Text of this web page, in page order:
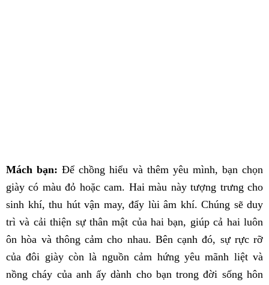
Mách bạn: Để chồng hiểu và thêm yêu mình, bạn chọn
giày có màu đỏ hoặc cam. Hai màu này tượng trưng cho
sinh khí, thu hút vận may, đẩy lùi âm khí. Chúng sẽ duy
trì và cải thiện sự thân mật của hai bạn, giúp cả hai luôn
ôn hòa và thông cảm cho nhau. Bên cạnh đó, sự rực rỡ
của đôi giày còn là nguồn cảm hứng yêu mãnh liệt và
nồng cháy của anh ấy dành cho bạn trong đời sống hôn